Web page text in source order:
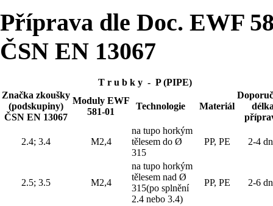
Příprava dle Doc. EWF
ČSN EN 13067
T r u b k y - P (PIPE)
Značka zkoušky
(podskupiny)
ČSN EN 13067
Moduly EWF
581-01
Technologie Materiál
2.4; 3.4 M2,4
na tupo horkým
tělesem do Ø
315
PP, PE 2-4
2.5; 3.5 M2,4
na tupo horkým
tělesem nad Ø
315(po splnění
2.4 nebo 3.4)
PP, PE 2-6